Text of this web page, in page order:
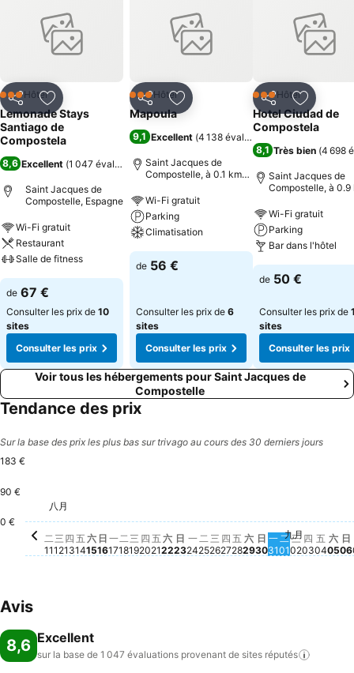
PartagerAjouter à mes favoris
3 ÉtoilesHôtel
Lemonade Stays
Santiago de
Compostela
8,6 Excellent (1 047 évaluations)
Saint Jacques de
Compostelle, Espagne
Wi-Fi gratuit
Restaurant
Salle de fitness
de 67 €
Consulter les prix de 10
sites
Consulter les prix
PartagerAjouter à mes favoris
3 ÉtoilesHôtel
Mapoula
9,1 Excellent (4 138 évaluations )
Saint Jacques de
Compostelle, à 0.1 km
Wi-Fi gratuit
Parking
Climatisation
de 56 €
Consulter les prix de 6
sites
Consulter les prix
PartagerAjouter
3 ÉtoilesHôtel
Hotel Ciudad de
Compostela
8,1 Très bien (4 698
Saint Jacques de
Compostelle, à 0.9
Wi-Fi gratuit
Parking
Bar dans l'hôtel
de 50 €
Consulter les prix de
sites
Consulter les prix
Voir tous les hébergements pour Saint Jacques de
Compostelle
Tendance des prix
Sur la base des prix les plus bas sur trivago au cours des 30 derniers jours
183 €
90 €
0 €
星期二, 八月 11
155 €
八月
二
11
星期三, 八月 12
157 €
三
12
四
13
五
14
六
15
星期日, 八月 16
112 €
日
16
星期一, 八月 17
98 €
一
17
二
18
星期三, 八月 19
97 €
三
19
星期四, 八月 20
Aucun prix disponible à cette date
四
20
五
21
六
22
星期日, 八月 23
Aucun prix disponible à
日
23
星期一, 八月 24
112 €
一
24
二
25
星期三, 八月 26
Aucun prix disponible
三
26
四
27
五
28
六
29
星期日, 八月 30
Aucun prix
日
30
星期一, 八月
Aucun prix
一
31
星期二, 九
Aucun prix
九月
二
01
星期三,
Aucun
三
02
星期四,
Aucun
四
03
星期
五
04
星
六
05
日
06
Avis
8,6 Excellent
sur la base de 1 047 évaluations provenant de sites réputés